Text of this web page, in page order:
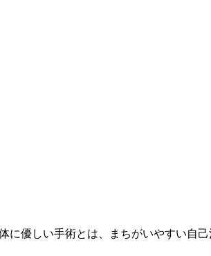
優しい手術とは、まちがいやすい自